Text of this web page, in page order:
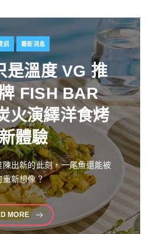
訊 最新消息
獎藝術家推出
禮盒 循四季
之美 演繹過
典 獻禮中秋
與分享珍藏的重要時刻。堅
年製酒工藝
MORE